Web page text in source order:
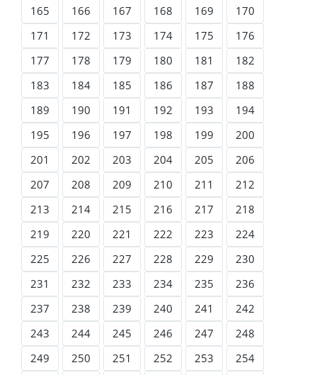
165
166 167 168 169
170
171
172 173 174 175
176
177
178 179 180 181
182
183
184 185 186 187
188
189
190 191 192 193
194
195
196 197 198 199
200
201
202 203 204 205
206
207
208 209 210 211
212
213
214 215 216 217
218
219
220 221 222 223
224
225
226 227 228 229
230
231
232 233 234 235
236
237
238 239 240 241
242
243
244 245 246 247
248
249
250 251 252 253
254